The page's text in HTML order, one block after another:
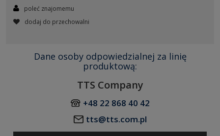
poleć znajomemu
dodaj do przechowalni
Dane osoby odpowiedzialnej za linię
produktową:
TTS Company
+48 22 868 40 42
tts@tts.com.pl